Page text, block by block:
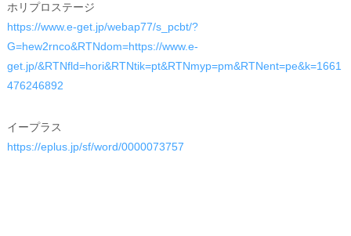
ホリプロステージ
https://www.e-get.jp/webap77/s_pcbt/?
G=hew2rnco&RTNdom=https://www.e-
get.jp/&RTNfld=hori&RTNtik=pt&RTNmyp=pm&RTNent=pe&k=1661
476246892
イープラス
https://eplus.jp/sf/word/0000073757